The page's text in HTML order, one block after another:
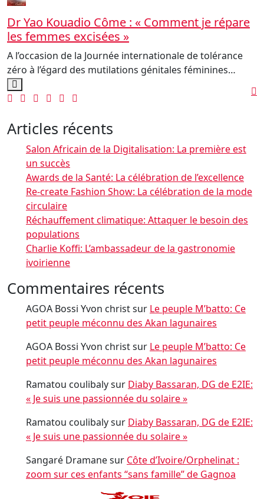
Dr Yao Kouadio Côme : « Comment je répare
les femmes excisées »
A l’occasion de la Journée internationale de tolérance
zéro à l’égard des mutilations génitales féminines…
Articles récents
Salon Africain de la Digitalisation: La première est
un succès
Awards de la Santé: La célébration de l’excellence
Re-create Fashion Show: La célébration de la mode
circulaire
Réchauffement climatique: Attaquer le besoin des
populations
Charlie Koffi: L’ambassadeur de la gastronomie
ivoirienne
Commentaires récents
AGOA Bossi Yvon christsur Le peuple M’batto: Ce
petit peuple méconnu des Akan lagunaires
AGOA Bossi Yvon christsur Le peuple M’batto: Ce
petit peuple méconnu des Akan lagunaires
Ramatou coulibalysur Diaby Bassaran, DG de E2IE:
« Je suis une passionnée du solaire »
Ramatou coulibalysur Diaby Bassaran, DG de E2IE:
« Je suis une passionnée du solaire »
Sangaré Dramanesur Côte d’Ivoire/Orphelinat :
zoom sur ces enfants ‘‘sans famille’’ de Gagnoa